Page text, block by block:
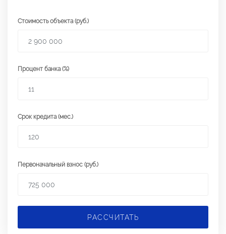
Стоимость объекта (руб.)
Процент банка (%)
Срок кредита (мес.)
Первоначальный взнос (руб.)
РАССЧИТАТЬ